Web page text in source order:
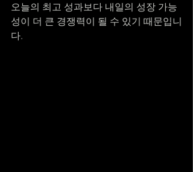
오늘의 최고 성과보다 내일의 성장 가능
성이 더 큰 경쟁력이 될 수 있기 때문입니
다.